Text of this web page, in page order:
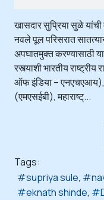
खासदार सुप्रिया सुळे यांची
नवले पूल परिसरात
अपघातमुक्त करण्यासाठी
रस्त्याशी भारतीय
ऑफ इंडिया – एनएचएआय),
(एमएसईबी), महाराष्ट्...
Tags:
supriya sule
eknath shinde